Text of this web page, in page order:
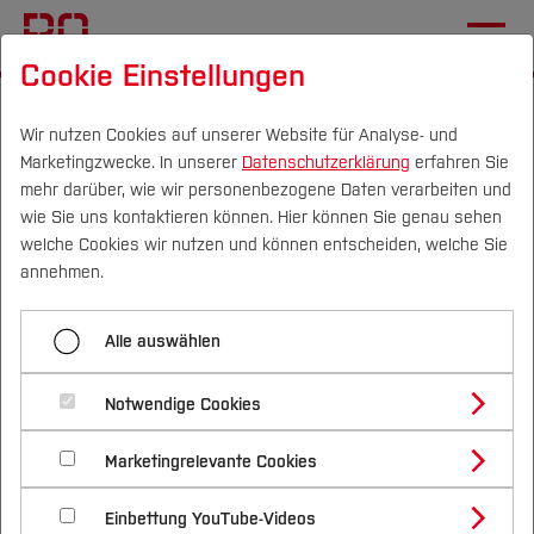
Campus Personen DE|EN Quicklinks
Studium
Studienangebote
Bachelorstudiengänge
Masterstudiengänge
Vor dem Studium
Bewerben & Einschreiben
Bewerbungsportal
Im Studium
Studienbüros und Prüfungen
Nach dem Studium
Forschung & Transfer
Profil
Forschungs- und Transferprofil
Schwerpunkte (FuT)
Beratung & Förderung
Nachhaltigkeit
Nachhaltigkeit studieren
International
Nachwuchs‑Architektin
begeistert mit Entwurf für
Museum in Helsinki
20.05.2026
HSBO-Studentin Judith Hruschka
gewinnt Stipendium des Bundes
Deutscher Architektinnen und
Cookie Einstellungen
Wir nutzen Cookies auf unserer Website für Analyse- und
Marketingzwecke. In unserer Datenschutzerklärung erfahren Sie
mehr darüber, wie wir personenbezogene Daten verarbeiten und
wie Sie uns kontaktieren können. Hier können Sie genau sehen
welche Cookies wir nutzen und können entscheiden, welche Sie
annehmen.
Alle auswählen
Notwendige Cookies
Marketingrelevante Cookies
Einbettung YouTube-Videos